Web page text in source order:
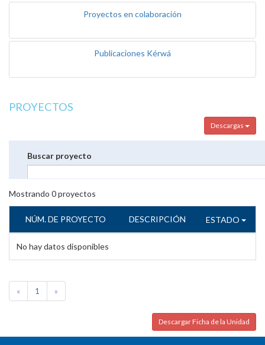
Proyectos en colaboración
Publicaciones Kérwá
PROYECTOS
Descargas
Buscar proyecto
Mostrando 0proyectos
NÚM. DE PROYECTO DESCRIPCIÓN ESTADO
No hay datos disponibles
« 1 »
Descargar Ficha de la Unidad